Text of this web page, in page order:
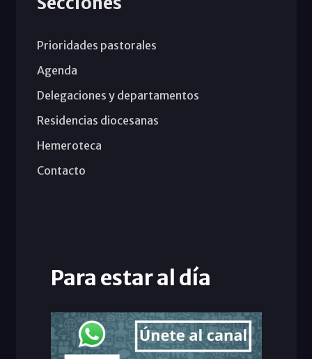
Prioridades pastorales
Agenda
Delegaciones y departamentos
Residencias diocesanas
Hemeroteca
Contacto
Para estar al día